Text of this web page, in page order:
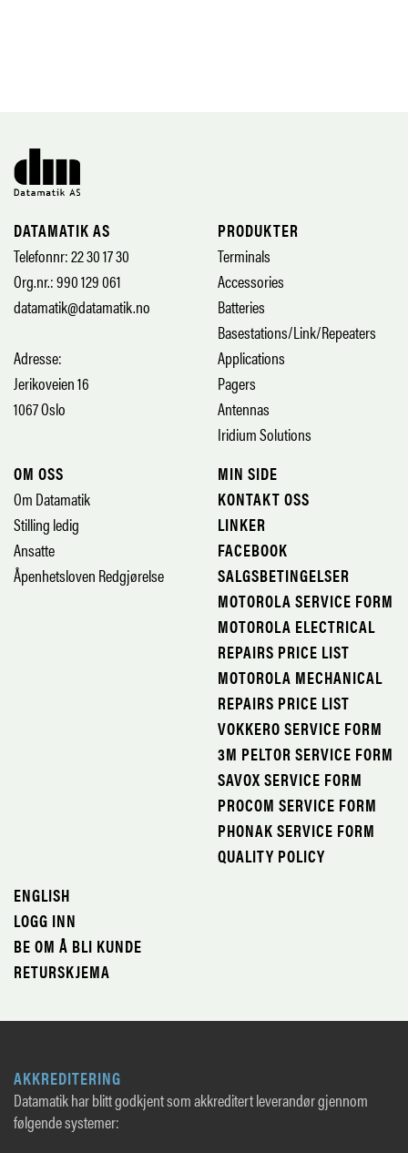
DATAMATIK AS
Telefonnr: 22 30 17 30
Org.nr.: 990 129 061
datamatik@datamatik.no
Adresse:
Jerikoveien 16
1067 Oslo
PRODUKTER
Terminals
Accessories
Batteries
Basestations/Link/Repeaters
Applications
Pagers
Antennas
Iridium Solutions
OM OSS
Om Datamatik
Stilling ledig
Ansatte
Åpenhetsloven Redgjørelse
MIN SIDE
KONTAKT OSS
LINKER
FACEBOOK
SALGSBETINGELSER
MOTOROLA SERVICE FORM
MOTOROLA ELECTRICAL
REPAIRS PRICE LIST
MOTOROLA MECHANICAL
REPAIRS PRICE LIST
VOKKERO SERVICE FORM
3M PELTOR SERVICE FORM
SAVOX SERVICE FORM
PROCOM SERVICE FORM
PHONAK SERVICE FORM
QUALITY POLICY
ENGLISH
LOGG INN
BE OM Å BLI KUNDE
RETURSKJEMA
AKKREDITERING
Datamatik har blitt godkjent som akkreditert leverandør gjennom
følgende systemer: